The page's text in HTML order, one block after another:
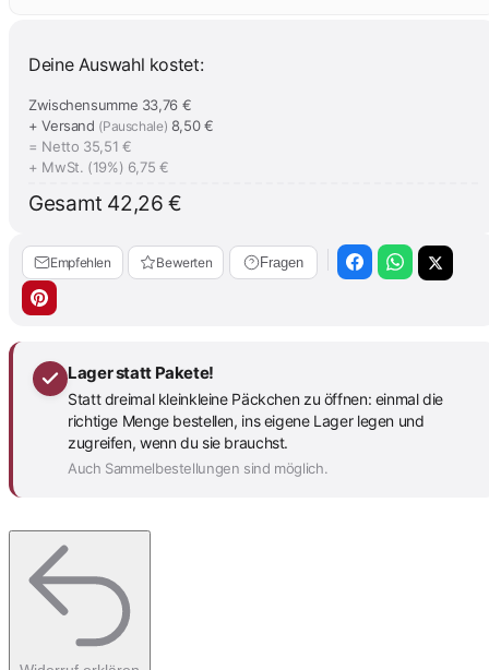
Deine Auswahl kostet:
Zwischensumme 33,76 €
+ Versand (Pauschale) 8,50 €
= Netto 35,51 €
+ MwSt. (19%) 6,75 €
Gesamt 42,26 €
Empfehlen Bewerten Fragen
Lager statt Pakete!
Statt dreimal kleinkleine Päckchen zu öffnen: einmal die
richtige Menge bestellen, ins eigene Lager legen und
zugreifen, wenn du sie brauchst.
Auch Sammelbestellungen sind möglich.